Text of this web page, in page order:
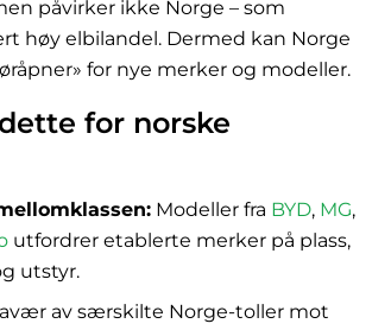
påvirker ikke Norge – som
høy elbilandel. Dermed kan Norge
for nye merker og modeller.
for norske
Modeller fra BYD, MG,
utfordrer etablerte merker på plass,
utstyr.
av særskilte Norge-toller mot